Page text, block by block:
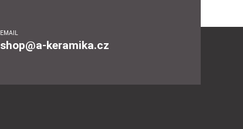
EMAIL
shop@a-keramika.cz